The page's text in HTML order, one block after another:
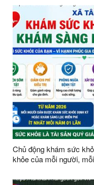
Chủ động khám sức
khỏe của mỗi người,